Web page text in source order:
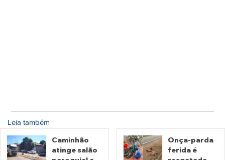
Leia também
Caminhão
atinge salão
Onça-parda
ferida é